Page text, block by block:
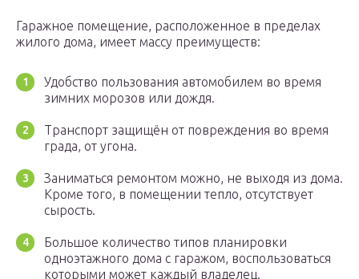
Гаражное помещение, расположенное в пределах
жилого дома, имеет массу преимуществ:
Удобство пользования автомобилем во время
зимних морозов или дождя.
Транспорт защищён от повреждения во время
града, от угона.
Заниматься ремонтом можно, не выходя из дома.
Кроме того, в помещении тепло, отсутствует
сырость.
Большое количество типов планировки
одноэтажного дома с гаражом, воспользоваться
которыми может каждый владелец.